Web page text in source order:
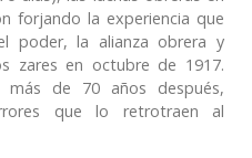
forjando la experiencia que
poder, la alianza obrera y
zares en octubre de 1917.
de 70 años después,
que lo retrotraen al